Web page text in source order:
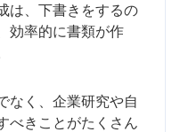
は、下書きをするの
効率的に書類が作
なく、企業研究や自
べきことがたくさん